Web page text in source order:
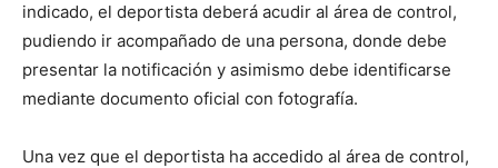
indicado, el deportista deberá acudir al área de control,
pudiendo ir acompañado de una persona, donde debe
presentar la notificación y asimismo debe identificarse
mediante documento oficial con fotografía.
Una vez que el deportista ha accedido al área de control,